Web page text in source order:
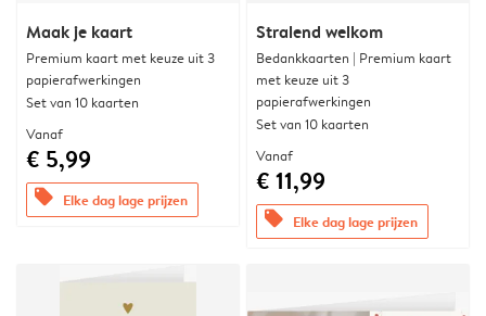
Maak je kaart
Premium kaart met keuze uit 3
papierafwerkingen
Set van 10 kaarten
Vanaf
€ 5,99
offers Elke dag lage prijzen
Stralend welkom
Bedankkaarten | Premium kaart
met keuze uit 3
papierafwerkingen
Set van 10 kaarten
Vanaf
€ 11,99
offers Elke dag lage prijzen